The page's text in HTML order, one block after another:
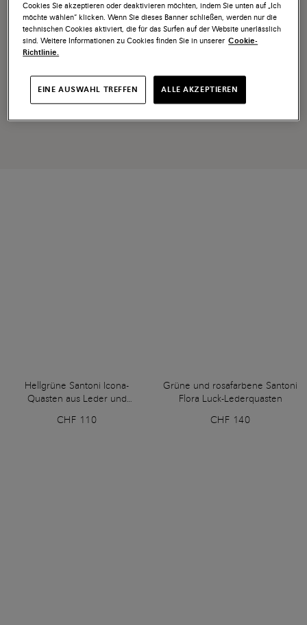
Hellgrüne Santoni Icona-
Quasten aus Leder und
Verarbeitung
CHF 110
Grüne und rosafarbene Santoni
Flora Luck-Lederquasten
CHF 140
Cookies Sie akzeptieren oder deaktivieren möchten, indem Sie unten auf „Ich
möchte wählen“ klicken. Wenn Sie dieses Banner schließen, werden nur die
technischen Cookies aktiviert, die für das Surfen auf der Website unerlässlich
sind. Weitere Informationen zu Cookies finden Sie in unserer Cookie-
Richtlinie.
EINE AUSWAHL TREFFEN ALLE AKZEPTIEREN